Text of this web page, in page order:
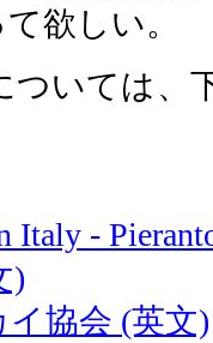
欲しい。
ついては、
-
)
協会 (英文)